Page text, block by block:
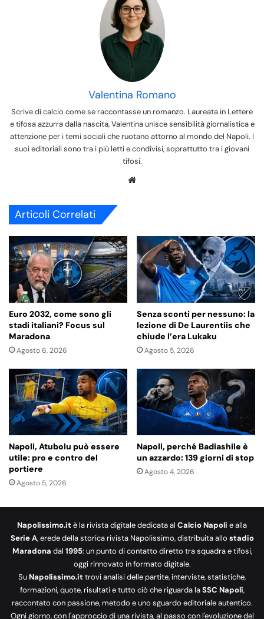
Valentina Romano
Scrive di calcio come se raccontasse un romanzo. Laureata in Lettere
e tifosa azzurra dalla nascita, Valentina unisce sensibilità giornalistica e
attenzione per i temi sociali che ruotano attorno al mondo del Napoli. I
suoi editoriali sono tra i più letti e condivisi, soprattutto tra i giovani
tifosi.
Articoli Correlati
Euro 2032, come sono gli
stadi italiani? Focus sul
Maradona
Agosto 6, 2026
Senza sconti per nessuno: la
lezione di De Laurentiis che
chiude l’era Lukaku
Agosto 5, 2026
Napoli, Atubolu può essere
utile: pro e contro del
portiere
Agosto 5, 2026
Napoli, perché Badiashile è
un azzardo: 139 giorni di stop
Agosto 4, 2026
Napolissimo.it è la rivista digitale dedicata al Calcio Napoli e alla
Serie A, erede della storica rivista Napolissimo, distribuita allo stadio
Maradona dal 1995: un punto di contatto diretto tra squadra e tifosi,
oggi rinnovato in formato digitale.
SuNapolissimo.it trovi analisi delle partite, interviste, statistiche,
formazioni, quote, risultati e tutto ciò che riguarda laSSC Napoli,
raccontato con passione, metodo e uno sguardo editoriale autentico.
Ogni giorno, con l'approccio di una rivista, al passo con l'evoluzione del